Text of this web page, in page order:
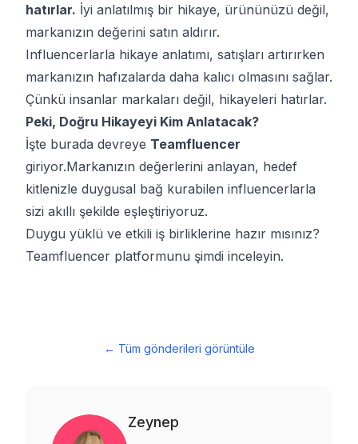
hatırlar. İyi anlatılmış bir hikaye, ürününüzü değil,
markanızın değerini satın aldırır.
Influencerlarla hikaye anlatımı, satışları artırırken
markanızın hafızalarda daha kalıcı olmasını sağlar.
Çünkü insanlar markaları değil, hikayeleri hatırlar.
Peki, Doğru Hikayeyi Kim Anlatacak?
İşte burada devreye Teamfluencer
giriyor.Markanızın değerlerini anlayan, hedef
kitlenizle duygusal bağ kurabilen influencerlarla
sizi akıllı şekilde eşleştiriyoruz.
Duygu yüklü ve etkili iş birliklerine hazır mısınız?
Teamfluencer platformunu şimdi inceleyin.
← Tüm gönderileri görüntüle
Zeynep